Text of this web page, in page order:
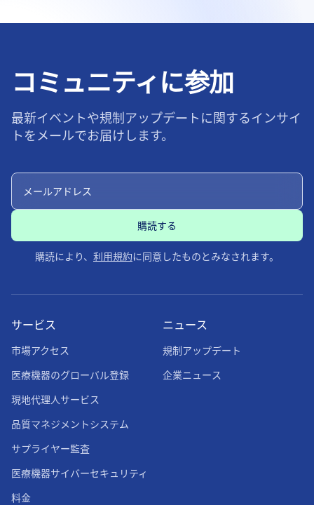
コミュニティに参加
最新イベントや規制アップデートに関するインサイ
トをメールでお届けします。
購読により、 利用規約に同意したものとみなされます。
ニュース
規制アップデート
企業ニュース
サービス
市場アクセス
医療機器のグローバル登録
現地代理人サービス
品質マネジメントシステム
サプライヤー監査
医療機器サイバーセキュリティ
料金